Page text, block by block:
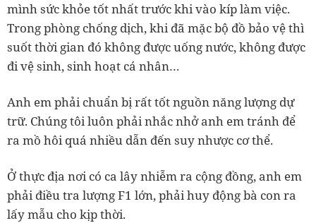
mình sức khỏe tốt nhất trước khi vào kíp làm việc.
Trong phòng chống dịch, khi đã mặc bộ đồ bảo vệ thì
suốt thời gian đó không được uống nước, không được
đi vệ sinh, sinh hoạt cá nhân…
Anh em phải chuẩn bị rất tốt nguồn năng lượng dự
trữ. Chúng tôi luôn phải nhắc nhở anh em tránh để
ra mồ hôi quá nhiều dẫn đến suy nhược cơ thể.
Ở thực địa nơi có ca lây nhiễm ra cộng đồng, anh em
phải điều tra lượng F1 lớn, phải huy động bà con ra
lấy mẫu cho kịp thời.